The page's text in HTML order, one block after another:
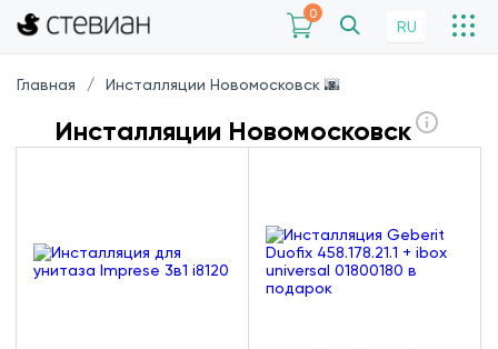
0
RU
Главная Инсталляции Новомосковск 🌆
Инсталляции Новомосковск